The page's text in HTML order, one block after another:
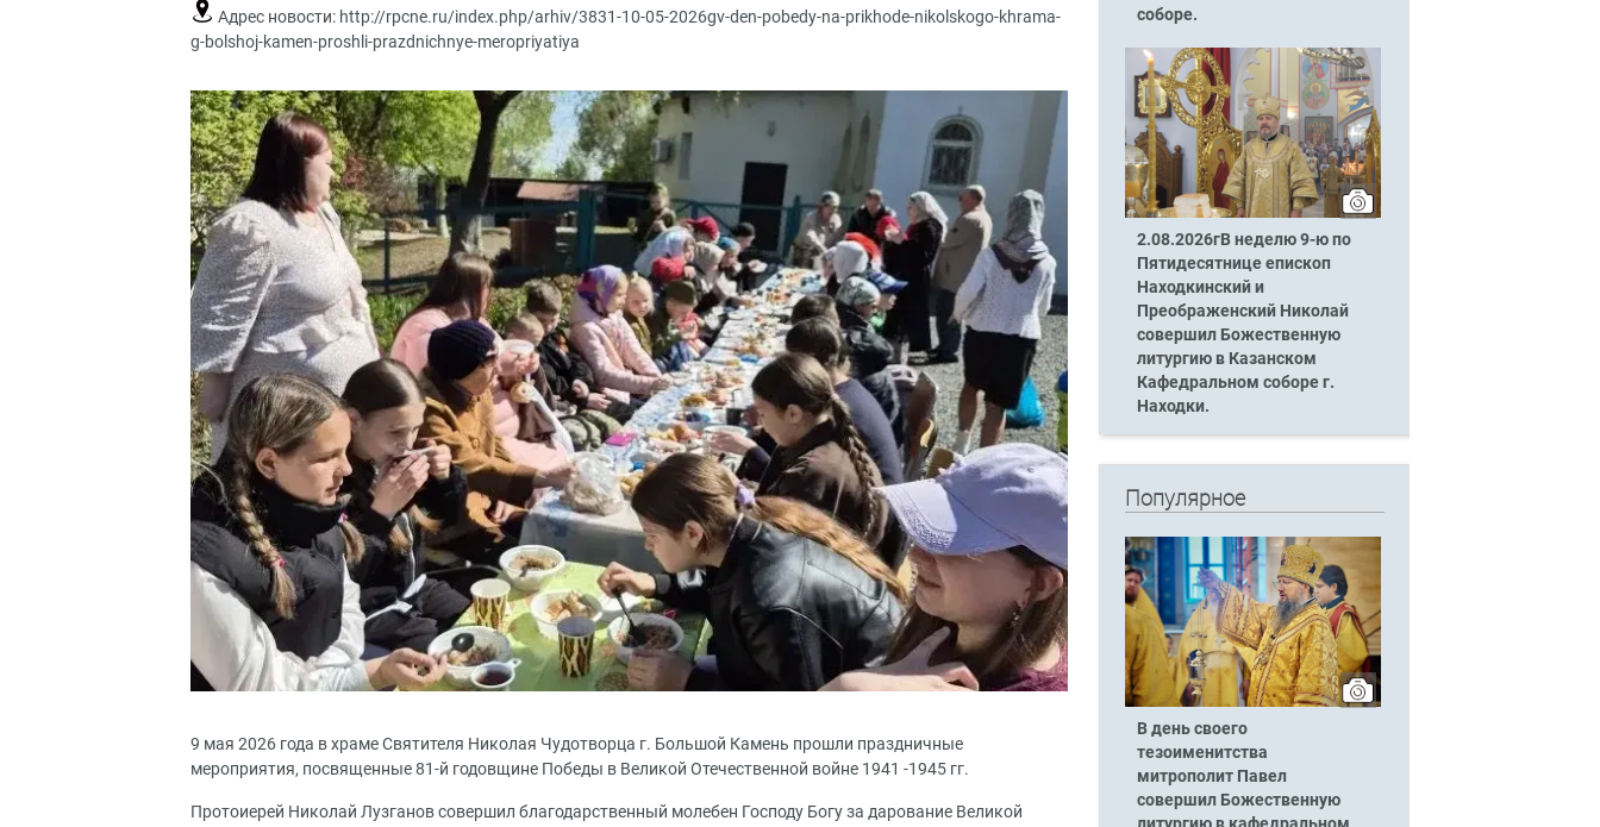
Адрес новости: http://rpcne.ru/index.php/arhiv/3831-10-05-2026gv-den-pobedy-na-prikhode-nikolskogo-khrama-
g-bolshoj-kamen-proshli-prazdnichnye-meropriyatiya
9 мая 2026 года в храме Святителя Николая Чудотворца г. Большой Камень прошли праздничные
мероприятия, посвященные 81-й годовщине Победы в Великой Отечественной войне 1941 -1945 гг.
Протоиерей Николай Лузганов совершил благодарственный молебен Господу Богу за дарование Великой
соборе.
2.08.2026гВ неделю 9-ю по
Пятидесятнице епископ
Находкинский и
Преображенский Николай
совершил Божественную
литургию в Казанском
Кафедральном соборе г.
Находки.
Популярное
В день своего
тезоименитства
митрополит Павел
совершил Божественную